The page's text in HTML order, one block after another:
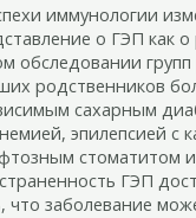
иммунологии
о ГЭП как
обследовании групп
родственников
сахарным
эпилепсией с
стоматитом
ГЭП
что заболевание